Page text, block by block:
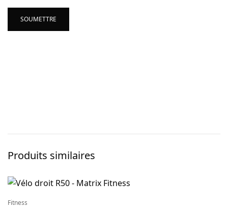
Produits similaires
Fitness